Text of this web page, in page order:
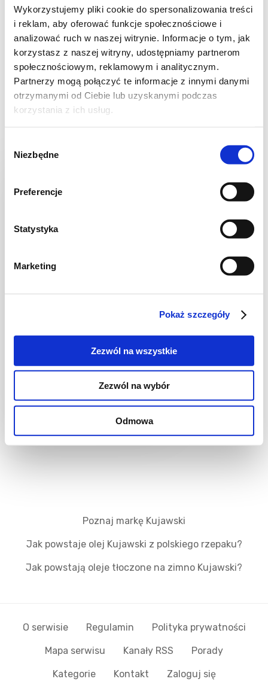
Wykorzystujemy pliki cookie do spersonalizowania treści
i reklam, aby oferować funkcje społecznościowe i
analizować ruch w naszej witrynie. Informacje o tym, jak
korzystasz z naszej witryny, udostępniamy partnerom
społecznościowym, reklamowym i analitycznym.
Partnerzy mogą połączyć te informacje z innymi danymi
otrzymanymi od Ciebie lub uzyskanymi podczas
korzystania z ich usług.
zgody
Niezbędne
Preferencje
Statystyka
Marketing
Pokaż szczegóły
Zezwól na wszystkie
Zezwól na wybór
Odmowa
ciasto stanie się zbyt wilgotne. Aby jeszcze bardziej
podkreślić smak, pokrój jabłka w równomierne plasterki
lub zetrzyj na grubej tarce – dzięki temu lepiej
wymieszają się z cynamonem i cukrem, co nada
wypiekowi głęboki aromat i pełnię smaku.
Pochodzi z przepisu:Ekspresowa szarlotka z air fryera
Przepisy, których może
Ekspresowa szarlotka z
1 godz. - 8
Poznaj markę Kujawski
Jak powstaje olej Kujawski z polskiego rzepaku?
Jak powstają oleje tłoczone na zimno Kujawski?
O serwisie Regulamin Polityka prywatności
Mapa serwisu Kanały RSS Porady
Kategorie Kontakt Zaloguj się